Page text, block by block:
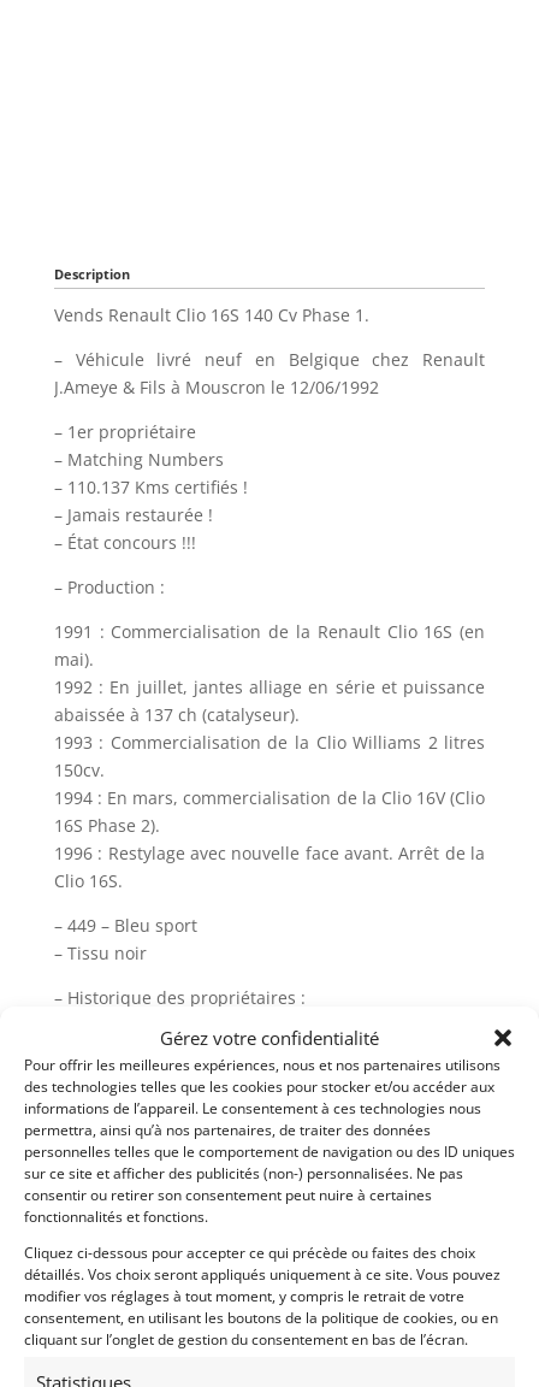
Gérez votre confidentialité
Pour offrir les meilleures expériences, nous et nos partenaires utilisons
des technologies telles que les cookies pour stocker et/ou accéder aux
informations de l’appareil. Le consentement à ces technologies nous
permettra, ainsi qu’à nos partenaires, de traiter des données
personnelles telles que le comportement de navigation ou des ID uniques
sur ce site et afficher des publicités (non-) personnalisées. Ne pas
consentir ou retirer son consentement peut nuire à certaines
fonctionnalités et fonctions.
Cliquez ci-dessous pour accepter ce qui précède ou faites des choix
détaillés. Vos choix seront appliqués uniquement à ce site. Vous pouvez
modifier vos réglages à tout moment, y compris le retrait de votre
consentement, en utilisant les boutons de la politique de cookies, ou en
cliquant sur l’onglet de gestion du consentement en bas de l’écran.
Statistiques
Description
Vends Renault Clio 16S 140 Cv Phase 1.
– Véhicule livré neuf en Belgique chez Renault
J.Ameye & Fils à Mouscron le 12/06/1992
– 1er propriétaire
– Matching Numbers
– 110.137 Kms certifiés !
– Jamais restaurée !
– État concours !!!
– Production :
1991 : Commercialisation de la Renault Clio 16S (en
mai).
1992 : En juillet, jantes alliage en série et puissance
abaissée à 137 ch (catalyseur).
1993 : Commercialisation de la Clio Williams 2 litres
150cv.
1994 : En mars, commercialisation de la Clio 16V (Clio
16S Phase 2).
1996 : Restylage avec nouvelle face avant. Arrêt de la
Clio 16S.
– 449 – Bleu sport
– Tissu noir
– Historique des propriétaires :
– Tous les manuels d’utilisation, Carnet d’entretien et
double de clefs
– Probablement la meilleur Clio 16S sur le marché !
– Et probablement la dernière chance d’acquérir un
modèle 100 % d’origine !
– Pur collector avec une valeur en constante hausse
!!!
– Livrée avec Contrôle Technique et Car-Pass
– Plus de photos sur notre site www.myvintage.be